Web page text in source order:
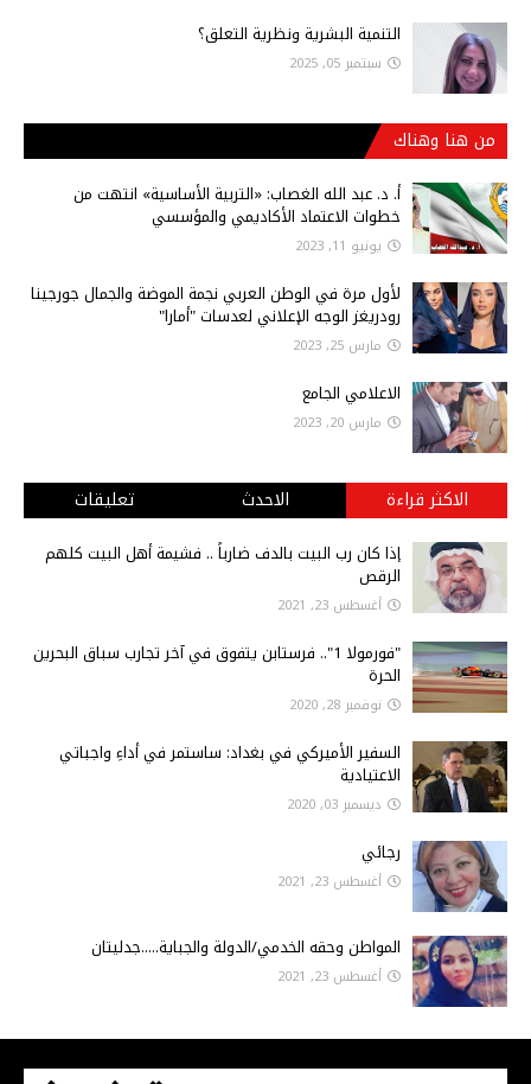
التنمية البشرية ونظرية التعلق؟
سبتمبر 05, 2025
من هنا وهناك
أ‌. د. عبد الله الغصاب: «التربية الأساسية» انتهت من
خطوات الاعتماد الأكاديمي والمؤسسي
يونيو 11, 2023
لأول مرة في الوطن العربي نجمة الموضة والجمال جورجينا
رودريغز الوجه الإعلاني لعدسات "أمارا"
مارس 25, 2023
الاعلامي الجامع
مارس 20, 2023
الاكثر قراءة الاحدث تعليقات
إذا كان رب البيت بالدف ضارباً .. فشيمة أهل البيت كلهم
الرقص
أغسطس 23, 2021
"فورمولا 1".. فرستابن يتفوق في آخر تجارب سباق البحرين
الحرة
نوفمبر 28, 2020
السفير الأميركي في بغداد: ساستمر في أداءِ واجباتي
الاعتيادية
ديسمبر 03, 2020
رجائي
أغسطس 23, 2021
المواطن وحقه الخدمي/الدولة والجباية.....جدليتان
أغسطس 23, 2021